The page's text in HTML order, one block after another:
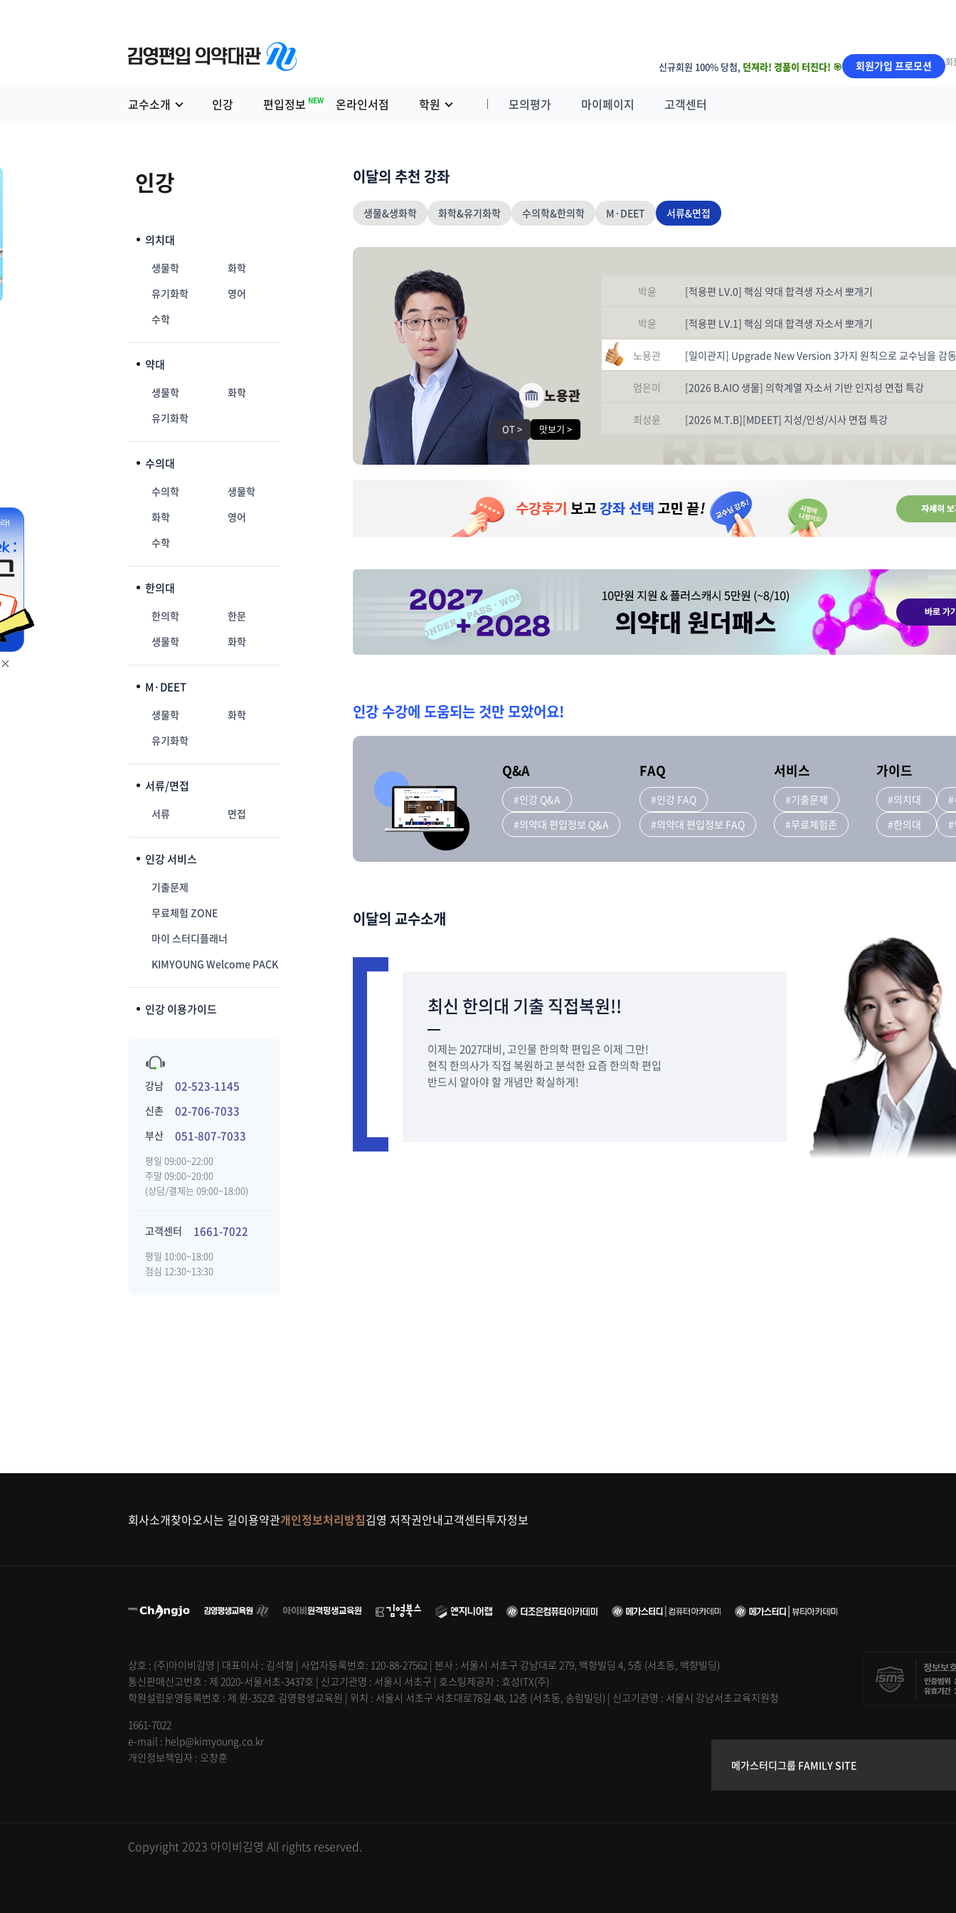
신규회원 100% 당첨, 던져라! 경품이 터진다! 🎯 회원가입 프로모션 회
교수소개 인강 편입정보 NEW 온라인서점 학원 모의평가 마이페이지 고객센터
인강
의치대
생물학
화학
유기화학
영어
수학
약대
생물학
화학
유기화학
수의대
수의학
생물학
화학
영어
수학
한의대
한의학
한문
생물학
화학
M·DEET
생물학
화학
유기화학
서류/면접
서류 면접
인강 서비스
기출문제
무료체험 ZONE
마이 스터디플래너
KIMYOUNG Welcome PACK
인강 이용가이드
강남 02-523-1145
신촌 02-706-7033
부산 051-807-7033
평일 09:00~22:00
주말 09:00~20:00
(상담/결제는 09:00~18:00)
고객센터 1661-7022
평일 10:00~18:00
점심 12:30~13:30
이달의 추천 강좌
생물&생화학 화학&유기화학 수의학&한의학 M·DEET 서류&면접
박윤
OT > 맛보기 >
박윤
OT > 맛보기 >
노용관
OT > 맛보기 >
엄은미
OT > 맛보기 >
최성윤
OT > 맛보기 >
박윤 [적용편 LV.0] 핵심 약대 합격생 자소서 뽀개기
박윤 [적용편 LV.1] 핵심 의대 합격생 자소서 뽀개기
노용관
엄은미 [2026 B.AIO 생물] 의학계열 자소서 기반 인지성 면접 특강
최성윤 [2026 M.T.B][MDEET] 지성/인성/시사 면접 특강
인강 수강에 도움되는 것만 모았어요!
Q&A
#인강 Q&A
#의약대 편입정보 Q&A
FAQ
#인강 FAQ
#의약대 편입정보 FAQ
서비스
#기출문제
#무료체험존
가이드
#의치대
#
#한의대
#
이달의 교수소개
최신 한의대 기출 직접복원!!
이제는 2027대비, 고인물 한의학 편입은 이제 그만!
현직 한의사가 직접 복원하고 분석한 요즘 한의학 편입
반드시 알아야 할 개념만 확실하게!
회사소개찾아오시는 길이용약관개인정보처리방침김영 저작권안내고객센터투자정보
상호 : (주)아이비김영 | 대표이사 : 김석철 | 사업자등록번호: 120-88-27562 | 본사 : 서울시 서초구 강남대로 279, 백향빌딩 4, 5층 (서초동, 백향빌딩)
통신판매신고번호 : 제 2020-서울서초-3437호 | 신고기관명 : 서울시 서초구 | 호스팅제공자 : 효성ITX(주)
학원설립운영등록번호 : 제 원-352호 김영평생교육원 | 위치 : 서울시 서초구 서초대로78길 48, 12층 (서초동, 송림빌딩) | 신고기관명 : 서울시 강남서초교육지원청
1661-7022
e-mail : help@kimyoung.co.kr
개인정보책임자 : 오창훈
메가스터디그룹 FAMILY SITE
Copyright 2023 아이비김영 All rights reserved.